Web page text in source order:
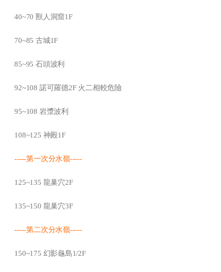
40~70 獸人洞窟1F
70~85 古城1F
85~95 石頭波利
92~108 諾可羅德2F 火二相較危險
95~108 岩漿波利
108~125 神殿1F
-----第一次分水嶺-----
125~135 龍巢穴2F
135~150 龍巢穴3F
-----第二次分水嶺-----
150~175 幻影龜島1/2F